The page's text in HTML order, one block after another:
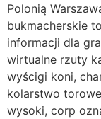
Polonią
bukmacherskie
informacji dla
wirtualne rzuty
wyścigi koni,
kolarstwo
wysoki, corp